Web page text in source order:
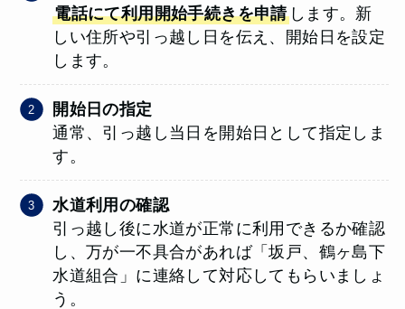
電話にて利用開始手続きを申請します。新
しい住所や引っ越し日を伝え、開始日を設定
します。
開始日の指定
通常、引っ越し当日を開始日として指定しま
す。
水道利用の確認
引っ越し後に水道が正常に利用できるか確認
し、万が一不具合があれば「坂戸、鶴ヶ島下
水道組合」に連絡して対応してもらいましょ
う。